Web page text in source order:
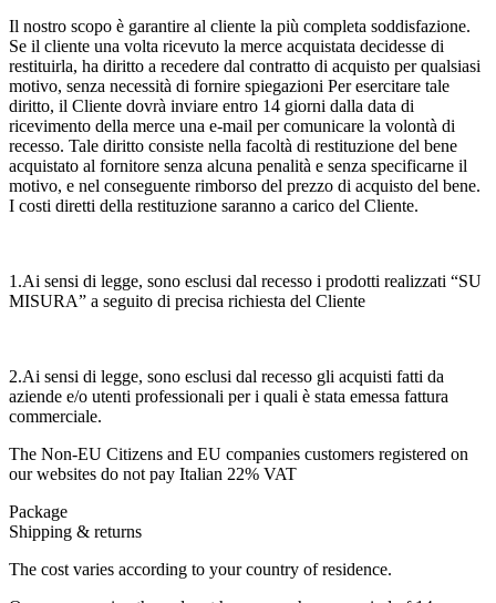
Il nostro scopo è garantire al cliente la più completa soddisfazione.
Se il cliente una volta ricevuto la merce acquistata decidesse di
restituirla, ha diritto a recedere dal contratto di acquisto per qualsiasi
motivo, senza necessità di fornire spiegazioni Per esercitare tale
diritto, il Cliente dovrà inviare entro 14 giorni dalla data di
ricevimento della merce una e-mail per comunicare la volontà di
recesso. Tale diritto consiste nella facoltà di restituzione del bene
acquistato al fornitore senza alcuna penalità e senza specificarne il
motivo, e nel conseguente rimborso del prezzo di acquisto del bene.
I costi diretti della restituzione saranno a carico del Cliente.
1.Ai sensi di legge, sono esclusi dal recesso i prodotti realizzati “SU
MISURA” a seguito di precisa richiesta del Cliente
2.Ai sensi di legge, sono esclusi dal recesso gli acquisti fatti da
aziende e/o utenti professionali per i quali è stata emessa fattura
commerciale.
The Non-EU Citizens and EU companies customers registered on
our websites do not pay Italian 22% VAT
Package
Shipping & returns
The cost varies according to your country of residence.